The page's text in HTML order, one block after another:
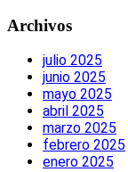
Archivos
julio 2025
junio 2025
mayo 2025
abril 2025
marzo 2025
febrero 2025
enero 2025